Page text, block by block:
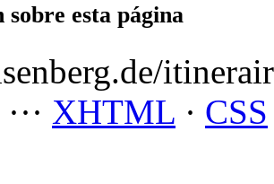
esta página
··· XHTML · CSS